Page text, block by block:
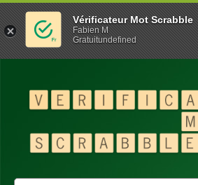
Vérificateur Mot Scrabble
Fabien M
Gratuitundefined